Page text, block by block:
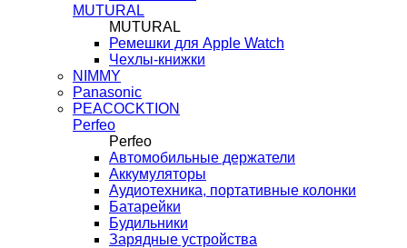
MUTURAL
MUTURAL
Ремешки для Apple Watch
Чехлы-книжки
NIMMY
Panasonic
PEACOCKTION
Perfeo
Perfeo
Автомобильные держатели
Аккумуляторы
Аудиотехника, портативные колонки
Батарейки
Будильники
Зарядные устройства